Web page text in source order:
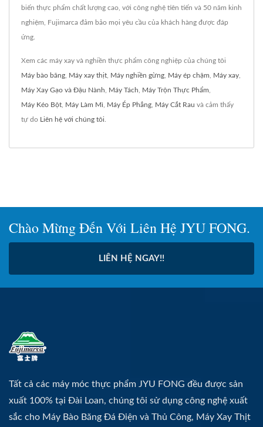
biến thực phẩm chất lượng cao, với công nghệ tiên tiến và 50 năm kinh
nghiệm, Fujimarca đảm bảo mọi yêu cầu của khách hàng được đáp
ứng.
Xem các máy xay và nghiền thực phẩm công nghiệp của chúng tôi
Máy bào băng Máy xay thịt Máy nghiền gừng Máy ép chậm Máy xay
Máy Xay Gạo và Đậu Nành Máy Tách Máy Trộn Thực Phẩm
Máy Kéo Bột Máy Làm Mì Máy Ép Phẳng Máy Cắt Rau và cảm thấy
tự do Liên hệ với chúng tôi
Chào Mừng Đến Với Liên Hệ JYU FONG.
LIÊN HỆ NGAY!!
Tất cả các máy móc thực phẩm JYU FONG đều được sản
xuất 100% tại Đài Loan, chúng tôi sử dụng công nghệ xuất
sắc cho Máy Bào Băng Đá Điện và Thủ Công, Máy Xay Thịt